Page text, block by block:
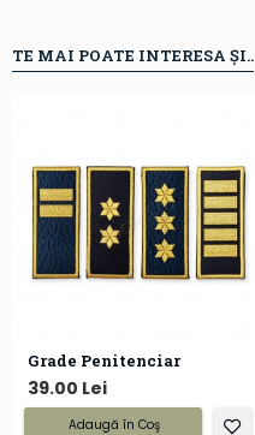
TE MAI POATE INTERESA ȘI..
Grade Penitenciar
39.00 Lei
Adaugă în Coş